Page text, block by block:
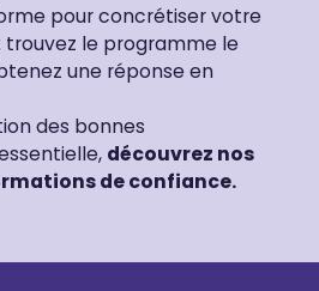
pour concrétiser votre
le programme le
une réponse en
des bonnes
découvrez nos
de confiance.